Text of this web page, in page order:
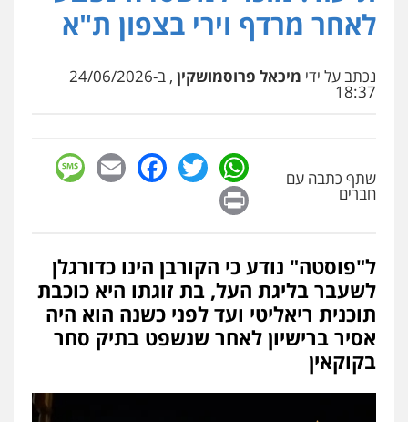
נוער רישום פלילי
0522763105
עו"ד אלון קריטי
כלכלי
עו"ד דפנה לביא
משפחה גישור
0507206063
עו"ד זוהר ארבל
לאחר מרדף וירי בצפון ת"א
נכתב על ידי מיכאל פרוסמושקין , ב-24/06/2026
18:37
שתף כתבה עם
חברים
WhatsApp
Twitter
Facebook
Email
ל"פוסטה" נודע כי הקורבן הינו כדורגלן
לשעבר בליגת העל, בת זוגתו היא כוכבת
תוכנית ריאליטי ועד לפני כשנה הוא היה
אסיר ברישיון לאחר שנשפט בתיק סחר
בקוקאין